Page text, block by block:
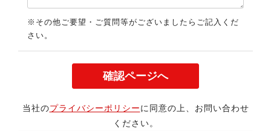
※その他ご要望・ご質問等がございましたらご記入くだ
さい。
当社のプライバシーポリシーに同意の上、お問い合わせ
ください。